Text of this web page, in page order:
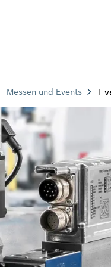
Messen und Events